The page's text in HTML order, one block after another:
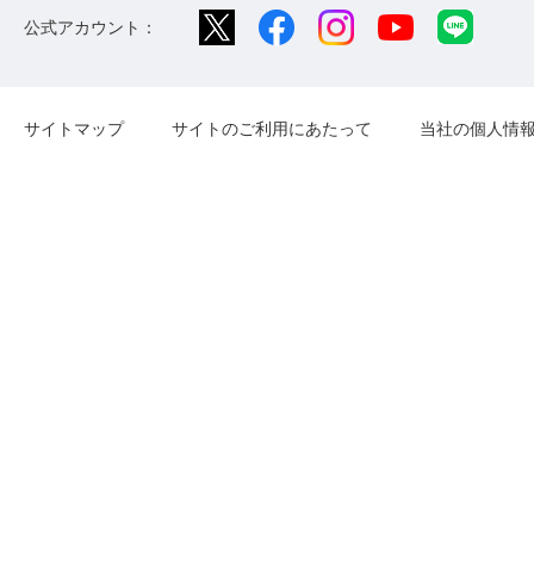
公式アカウント：
サイトマップ サイトのご利用にあたって 当社の個人情